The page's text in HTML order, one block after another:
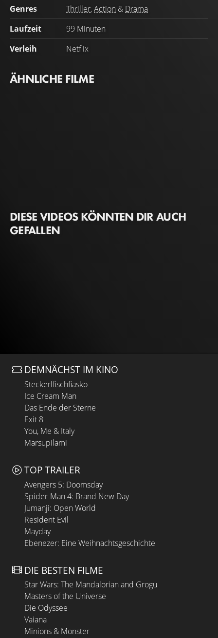
Genres Thriller,Action & Drama
Laufzeit
99 Minuten
Verleih
Netflix
ÄHNLICHE FILME
DIESE VIDEOS KÖNNTEN DIR AUCH
GEFALLEN
DEMNÄCHST IM KINO
Steckerlfischfiasko
Ice Cream Man
Das Ende der Sterne
Exit 8
You, Me & Italy
Marsupilami
TOP TRAILER
Avengers 5: Doomsday
Spider-Man 4: Brand New Day
Jumanji: Open World
Resident Evil
Mayday
Ebenezer: Eine Weihnachtsgeschichte
DIE BESTEN FILME
Star Wars: The Mandalorian and Grogu
Masters of the Universe
Die Odyssee
Vaiana
Minions & Monster